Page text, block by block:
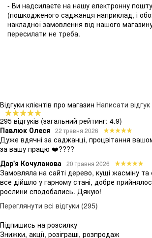
- Ви надсилаєте на нашу електронну
(пошкодженого саджанця наприклад, і
накладної замовлення від нашого
пересилати не треба.
Відгуки клієнтів про магазин Написати відгук
295 відгуків (загальний рейтинг: 4.9)
Павлюк Олеся
22 травня 2026
Дуже вдячні за саджанці, процвітання
за вашу працю ❤️????
Дар'я Кочуланова 20 травня 2026
Замовляла на сайті дерево, кущі жасміну та
все дійшло у гарному стані, добре
рослини сподобались. Дякую!
Переглянути всі відгуки (295)
Підпишись на розсилку
Знижки, акції, розіграші, розпродаж